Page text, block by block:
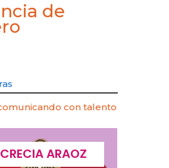
de
con talento
ARAOZ